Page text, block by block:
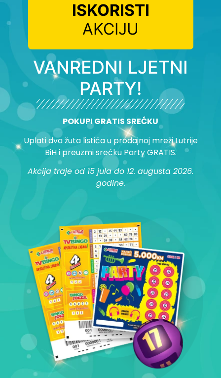
ISKORISTI
AKCIJU
VANREDNI LJETNI
PARTY!
POKUPI GRATIS SREĆKU
Uplati dva žuta listića u prodajnoj mreži Lutrije
BiH i preuzmi srećku Party GRATIS.
Akcija traje od 15 jula do 12. augusta 2026.
godine.